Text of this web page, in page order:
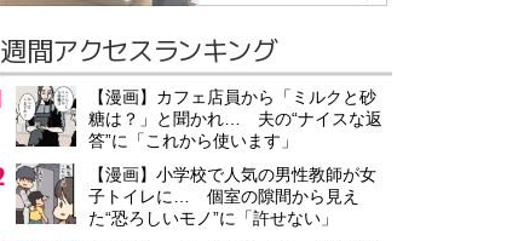
週間アクセスランキング
【漫画】カフェ店員から「ミルクと砂
糖は？」と聞かれ… 夫の“ナイスな返
答”に「これから使います」
【漫画】小学校で人気の男性教師が女
子トイレに… 個室の隙間から見え
た“恐ろしいモノ”に「許せない」